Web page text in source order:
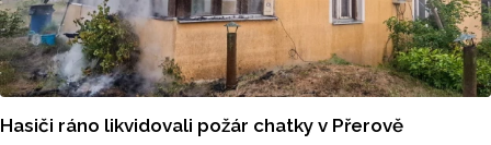
Hasiči ráno likvidovali požár chatky v Přerově